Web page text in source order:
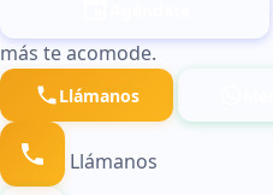
más te acomode.
Llámanos
Llámanos